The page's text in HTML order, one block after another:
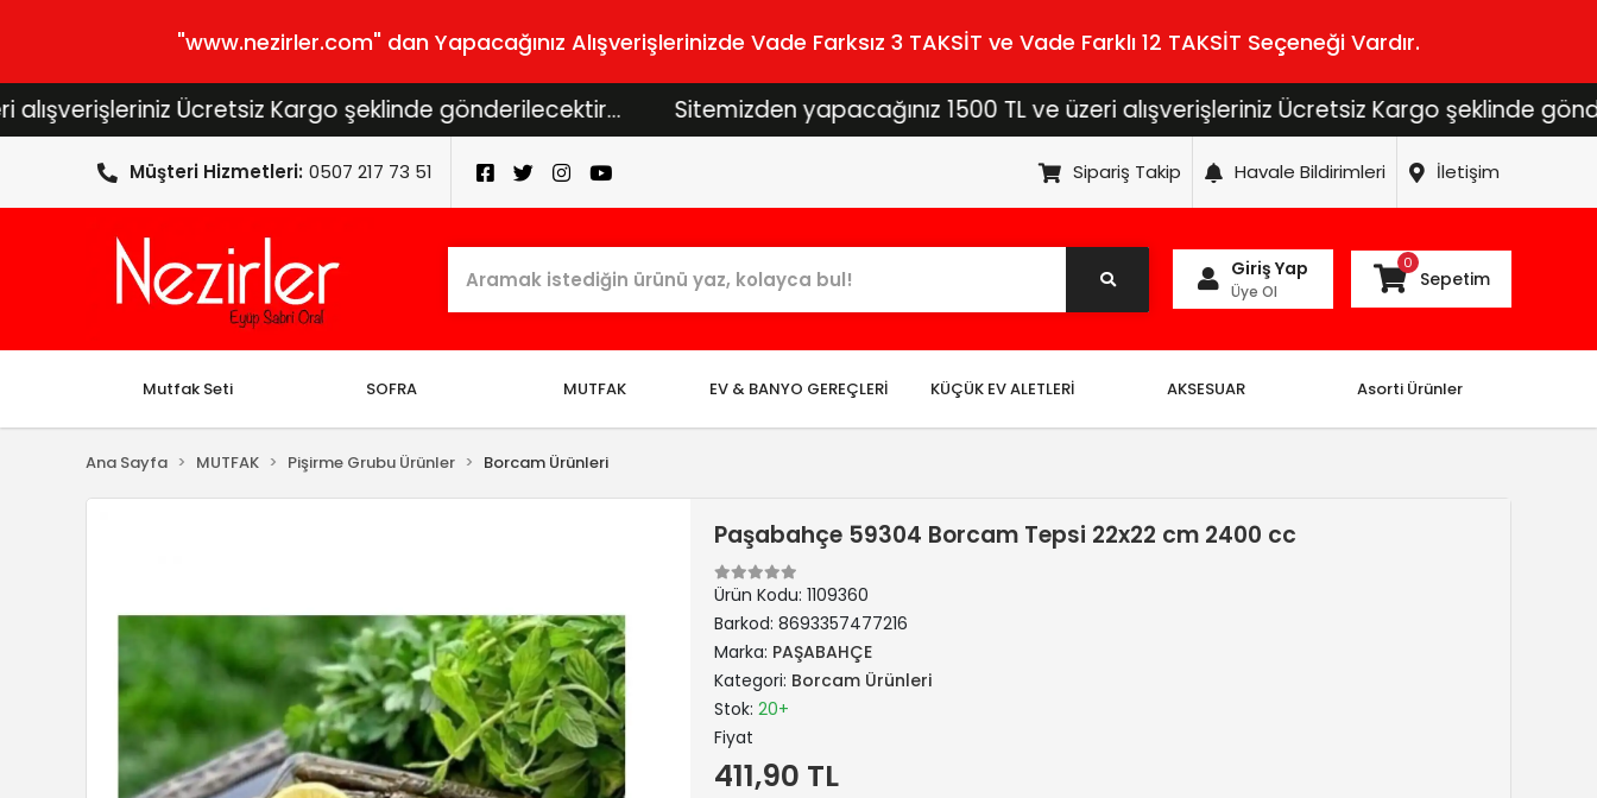
"www.nezirler.com" dan Yapacağınız Alışverişlerinizde Vade Farksız 3 TAKSİT ve Vade Farklı 12 TAKSİT Seçeneği Vardır.
Ücretsiz Kargo şeklinde gönderilecektir... Sitemizden yapacağınız 1500 TL ve üzeri alışverişleriniz Ücretsiz Kargo şeklinde
Müşteri Hizmetleri: 0507 217 73 51 Sipariş Takip Havale Bildirimleri İletişim
Giriş Yap
Üye Ol
0
Sepetim
Mutfak Seti SOFRA MUTFAK EV & BANYO GEREÇLERİ KÜÇÜK EV ALETLERİ AKSESUAR Asorti Ürünler
Ana Sayfa MUTFAK Pişirme Grubu Ürünler Borcam Ürünleri
Paşabahçe 59304 Borcam Tepsi 22x22 cm 2400 cc
Ürün Kodu: 1109360
Barkod: 8693357477216
Marka: PAŞABAHÇE
Kategori: Borcam Ürünleri
Stok: 20+
Fiyat
411,90 TL